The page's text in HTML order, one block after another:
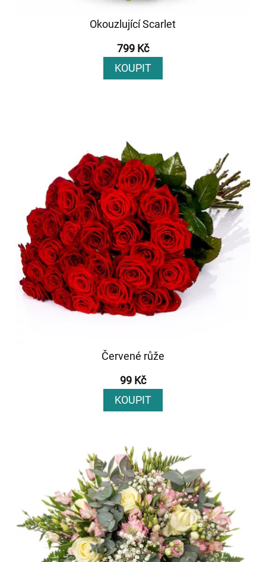
Okouzlující Scarlet
799 Kč
KOUPIT
Červené růže
99 Kč
KOUPIT